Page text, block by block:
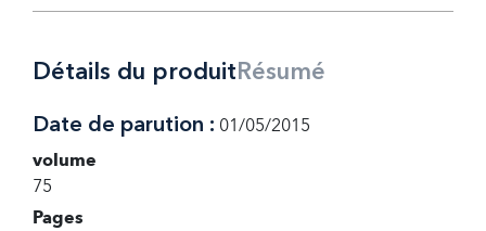
Détails du produit Résumé
Date de parution : 01/05/2015
volume
75
Pages